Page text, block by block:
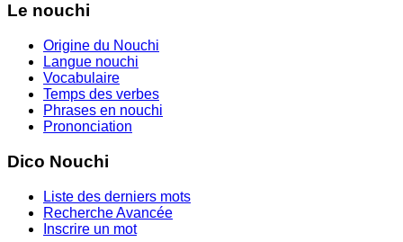
Le nouchi
Origine du Nouchi
Langue nouchi
Vocabulaire
Temps des verbes
Phrases en nouchi
Prononciation
Dico Nouchi
Liste des derniers mots
Recherche Avancée
Inscrire un mot